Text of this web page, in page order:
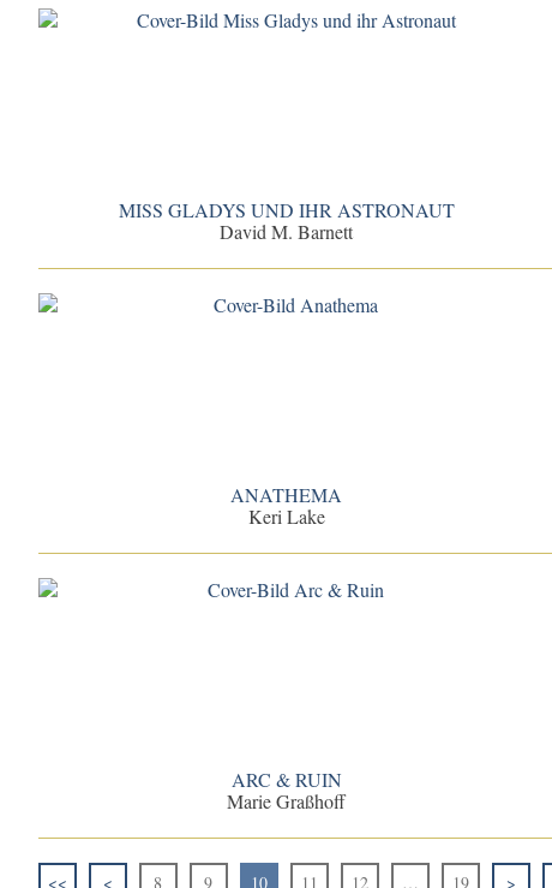
MISS GLADYS UND IHR ASTRONAUT
David M. Barnett
ANATHEMA
Keri Lake
ARC & RUIN
Marie Graßhoff
<< < 8 9 10 11 12 … 19 >